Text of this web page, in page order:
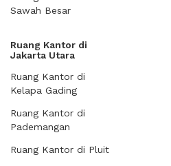
Sawah Besar
Ruang Kantor di
Jakarta Utara
Ruang Kantor di
Kelapa Gading
Ruang Kantor di
Pademangan
Ruang Kantor di Pluit